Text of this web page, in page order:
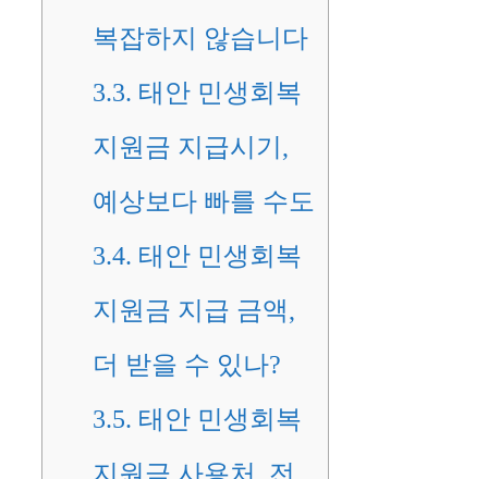
복잡하지 않습니다
3.3. 태안 민생회복
지원금 지급시기,
예상보다 빠를 수도
3.4. 태안 민생회복
지원금 지급 금액,
더 받을 수 있나?
3.5. 태안 민생회복
지원금 사용처, 전